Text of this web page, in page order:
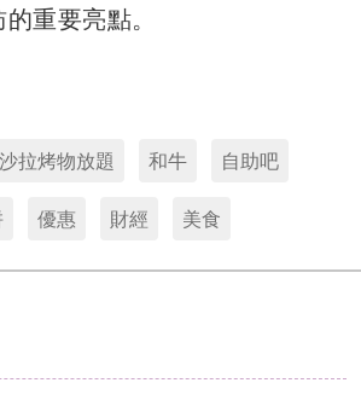
重要亮點。
沙拉烤物放題 和牛 自助吧
優惠 財經 美食